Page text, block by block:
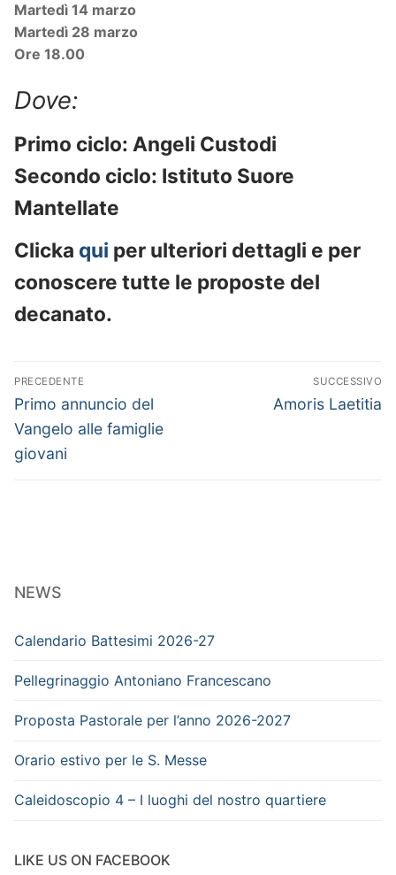
Martedì 14 marzo
Martedì 28 marzo
Ore 18.00
Dove:
Primo ciclo: Angeli Custodi
Secondo ciclo: Istituto Suore
Mantellate
Clicka qui per ulteriori dettagli e per
conoscere tutte le proposte del
decanato.
Navigazione
articoli
PRECEDENTE
Articolo
precedente:
Primo annuncio del
Vangelo alle famiglie
giovani
SUCCESSIVO
Articolo
Amoris Laetitia
NEWS
Calendario Battesimi 2026-27
Pellegrinaggio Antoniano Francescano
Proposta Pastorale per l’anno 2026-2027
Orario estivo per le S. Messe
Caleidoscopio 4 – I luoghi del nostro quartiere
LIKE US ON FACEBOOK